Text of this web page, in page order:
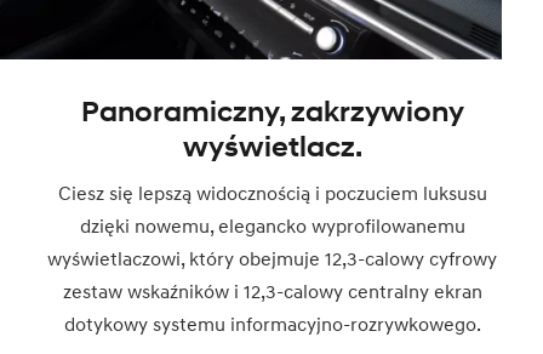
Panoramiczny, zakrzywiony
wyświetlacz.
Ciesz się lepszą widocznością i poczuciem luksusu
dzięki nowemu, elegancko wyprofilowanemu
wyświetlaczowi, który obejmuje 12,3-calowy cyfrowy
zestaw wskaźników i 12,3-calowy centralny ekran
dotykowy systemu informacyjno-rozrywkowego.